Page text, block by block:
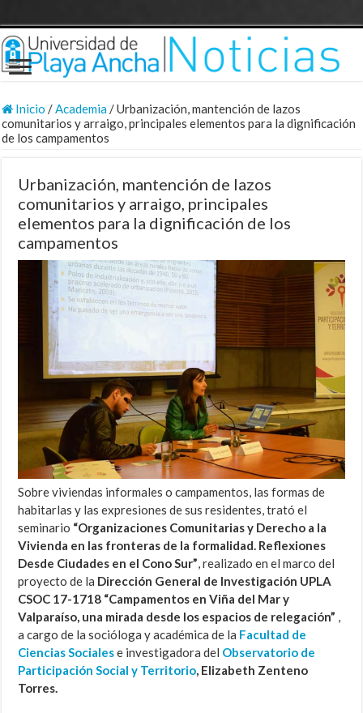
Inicio /Academia/Urbanización, mantención de lazos
comunitarios y arraigo, principales elementos para la dignificación
de los campamentos
Urbanización, mantención de lazos
comunitarios y arraigo, principales
elementos para la dignificación de los
campamentos
Sobre viviendas informales o campamentos, las formas de
habitarlas y las expresiones de sus residentes, trató el
seminario “Organizaciones Comunitarias y Derecho a la
Vivienda en las fronteras de la formalidad. Reflexiones
Desde Ciudades en el Cono Sur”, realizado en el marco del
proyecto de la Dirección General de Investigación UPLA
CSOC 17-1718 “Campamentos en Viña del Mar y
Valparaíso, una mirada desde los espacios de relegación” ,
a cargo de la socióloga y académica de la Facultad de
Ciencias Socialese investigadora del Observatorio de
Participación Social y Territorio, Elizabeth Zenteno
Torres.